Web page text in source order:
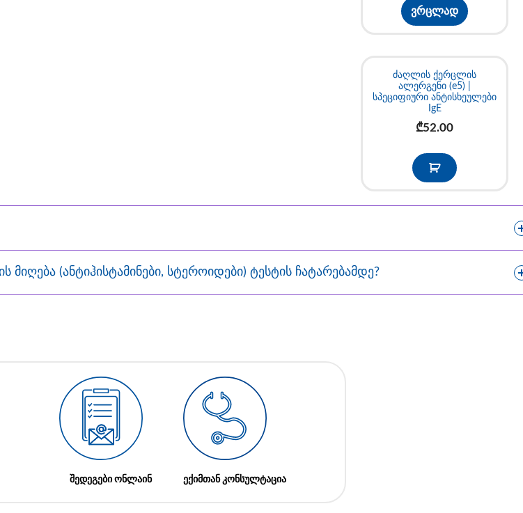
ვრცლად
ძაღლის ქერცლის
ალერგენი (e5) |
სპეციფიური ანტისხეულები
IgE
₾52.00
მიღება (ანტიჰისტამინები, სტეროიდები) ტესტის ჩატარებამდე?
შედეგები ონლაინ ექიმთან კონსულტაცია